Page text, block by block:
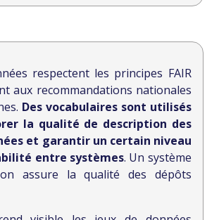
respectent les principes FAIR
aux recommandations nationales
Des vocabulaires sont utilisés
la qualité de description des
et garantir un certain niveau
entre systèmes. Un système
assure la qualité des dépôts